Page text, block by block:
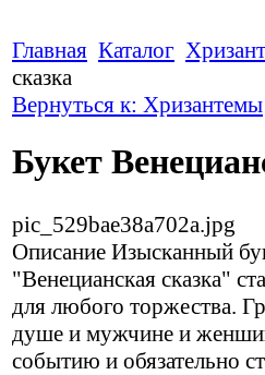
Главная Каталог
сказка
Вернуться к: Хризантемы
Букет
pic_529bae38a702a.jpg
Описание Изысканный
"Венецианская сказка"
для любого торжества.
душе и мужчине и
событию и обязательно